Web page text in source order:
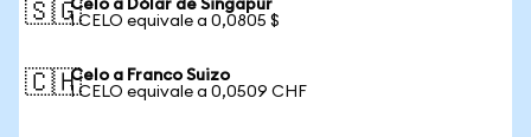
🇸🇬Celo a Dólar de Singapur
1 CELO equivale a 0,0805 $
🇨🇭Celo a Franco Suizo
1 CELO equivale a 0,0509 CHF